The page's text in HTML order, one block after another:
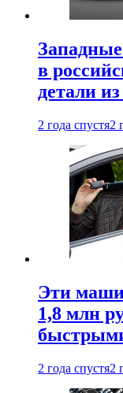
в
детали
2 года спустя2
Эти
1,8 млн
2 года спустя2